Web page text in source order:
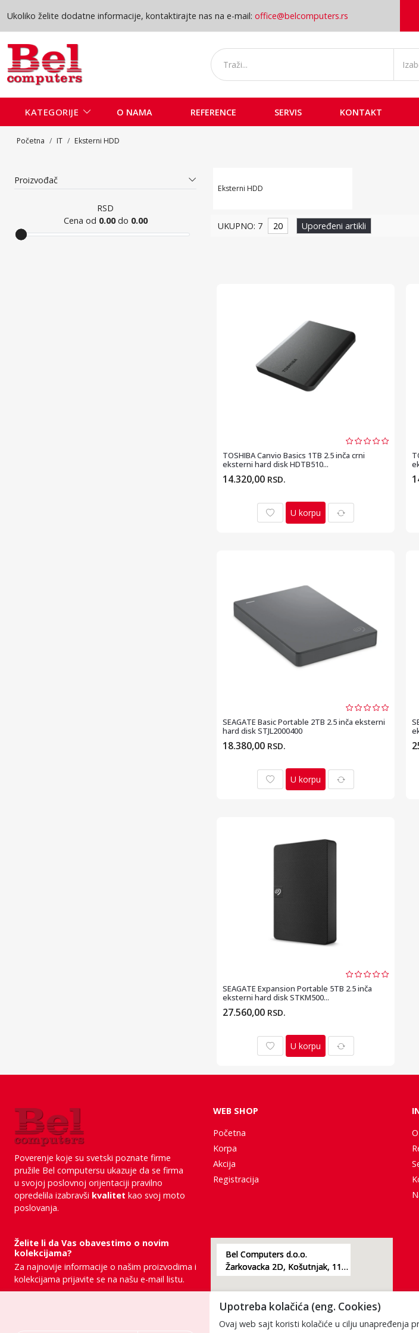
Ukoliko želite dodatne informacije, kontaktirajte nas na e-mail: office@belcomputers.rs
KATEGORIJE O NAMA REFERENCE SERVIS KONTAKT
Početna IT Eksterni HDD
Proizvođač
RSD
Cena od 0.00do 0.00
Eksterni HDD
Eksterni HDD
UKUPNO: 7 20 Upoređeni artikli
TOSHIBA Canvio Basics 1TB 2.5 inča crni
eksterni hard disk HDTB510...
14.320,00 RSD.
U korpu
SEAGATE Basic Portable 2TB 2.5 inča eksterni
hard disk STJL2000400
18.380,00 RSD.
U korpu
SEAGATE Expansion Portable 5TB 2.5 inča
eksterni hard disk STKM500...
27.560,00 RSD.
U korpu
Poverenje koje su svetski poznate firme
pružile Bel computersu ukazuje da se firma
u svojoj poslovnoj orijentaciji pravilno
opredelila izabravši kvalitet kao svoj moto
poslovanja.
WEB SHOP
Početna
Korpa
Akcija
Registracija
Želite li da Vas obavestimo o novim
kolekcijama?
Za najnovije informacije o našim proizvodima i
kolekcijama prijavite se na našu e-mail listu.
Bel Computers d.o.o.
Žarkovacka 2D, Košutnjak, 11000, Beograd
Upotreba kolačića (eng. Cookies)
Ovaj web sajt koristi kolačiće u cilju unapređenja